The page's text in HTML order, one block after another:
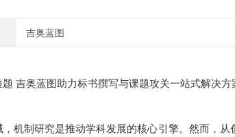
吉奥蓝图
吉奥蓝图助力标书撰写与课题攻关一站式解决方
机制研究是推动学科发展的核心引擎。然而，